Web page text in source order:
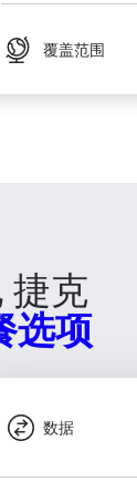
覆盖范围
捷克
选项
数据